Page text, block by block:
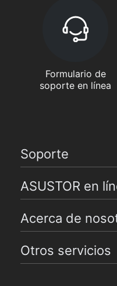
Formulario de
soporte en línea
Soporte
ASUSTOR en
Acerca de
Otros servicios